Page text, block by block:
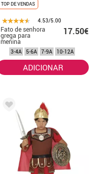
TOP DE VENDAS
4.53/5.00
Fato de senhora
grega para
menina
17.50€
3-4A 5-6A 7-9A 10-12A
ADICIONAR